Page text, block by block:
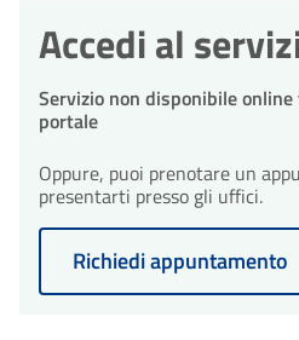
Accedi al
Servizio non disponibile
portale
Oppure, puoi prenotare un
presentarti presso gli uffici.
Richiedi appuntamento